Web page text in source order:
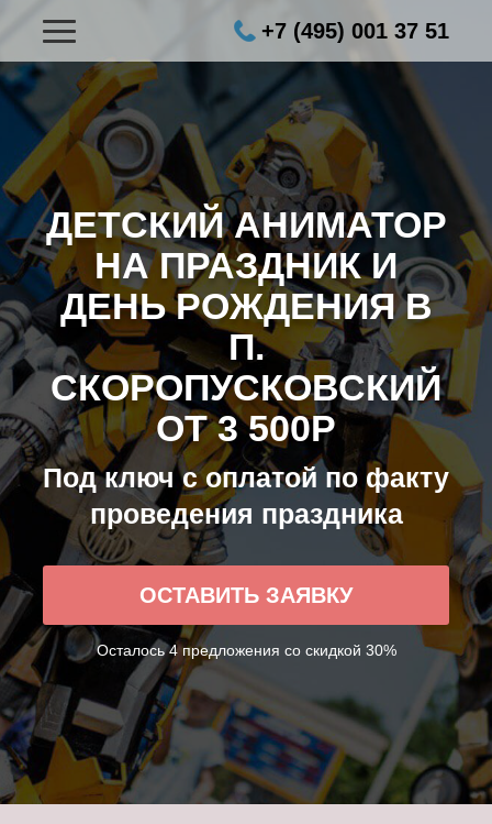
+7 (495) 001 37 51
ДЕТСКИЙ АНИМАТОР
НА ПРАЗДНИК И
ДЕНЬ РОЖДЕНИЯ В
П.
СКОРОПУСКОВСКИЙ
ОТ 3 500Р
Под ключ с оплатой по факту
проведения праздника
ОСТАВИТЬ ЗАЯВКУ
Осталось 4 предложения со скидкой 30%